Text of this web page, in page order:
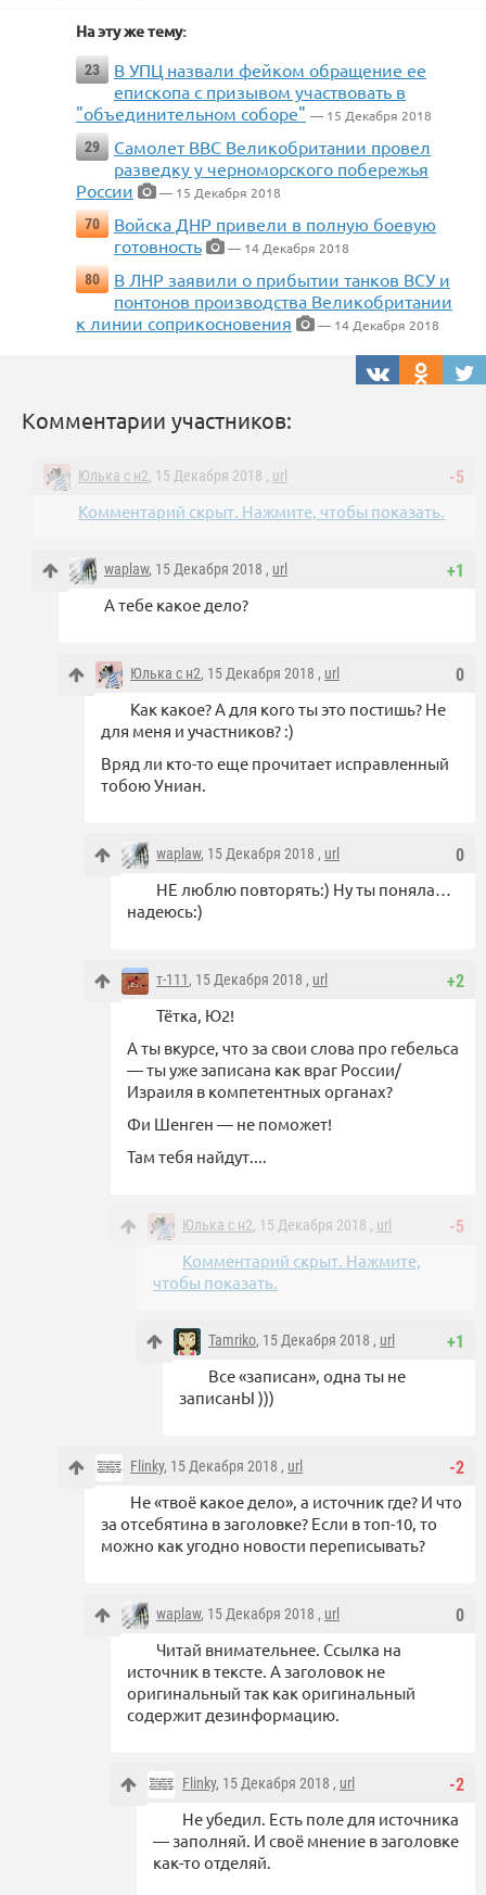
На эту же тему:
23
В УПЦ назвали фейком обращение ее
епископа с призывом участвовать в
"объединительном соборе" — 15 Декабря 2018
29
Самолет ВВС Великобритании провел
разведку у черноморского побережья
России
— 15 Декабря 2018
70
Войска ДНР привели в полную боевую
готовность
— 14 Декабря 2018
80
В ЛНР заявили о прибытии танков ВСУ и
понтонов производства Великобритании
к линии соприкосновения
— 14 Декабря 2018
Комментарии участников:
-5
Юлька с н2, 15 Декабря 2018 , url
Комментарий скрыт. Нажмите, чтобы показать.
+1
waplaw, 15 Декабря 2018 , url
А тебе какое дело?
0
Юлька с н2, 15 Декабря 2018 , url
Как какое? А для кого ты это постишь? Не
для меня и участников? :)
Вряд ли кто-то еще прочитает исправленный
тобою Униан.
0
waplaw, 15 Декабря 2018 , url
НЕ люблю повторять:) Ну ты поняла…
надеюсь:)
+2
т-111, 15 Декабря 2018 , url
Тётка, Ю2!
А ты вкурсе, что за свои слова про гебельса
— ты уже записана как враг России/
Израиля в компетентных органах?
Фи Шенген — не поможет!
Там тебя найдут....
-5
Юлька с н2, 15 Декабря 2018 , url
Комментарий скрыт. Нажмите,
чтобы показать.
+1
Tamriko, 15 Декабря 2018 , url
Все «записан», одна ты не
записанЫ )))
-2
Flinky, 15 Декабря 2018 , url
Не «твоё какое дело», а источник где? И что
за отсебятина в заголовке? Если в топ-10, то
можно как угодно новости переписывать?
0
waplaw, 15 Декабря 2018 , url
Читай внимательнее. Ссылка на
источник в тексте. А заголовок не
оригинальный так как оригинальный
содержит дезинформацию.
-2
Flinky, 15 Декабря 2018 , url
Не убедил. Есть поле для источника
— заполняй. И своё мнение в заголовке
как-то отделяй.